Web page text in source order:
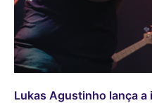
Lukas Agustinho lança a